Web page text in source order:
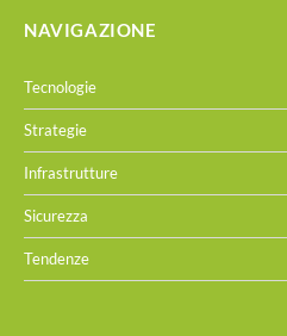
NAVIGAZIONE
Tecnologie
Strategie
Infrastrutture
Sicurezza
Tendenze